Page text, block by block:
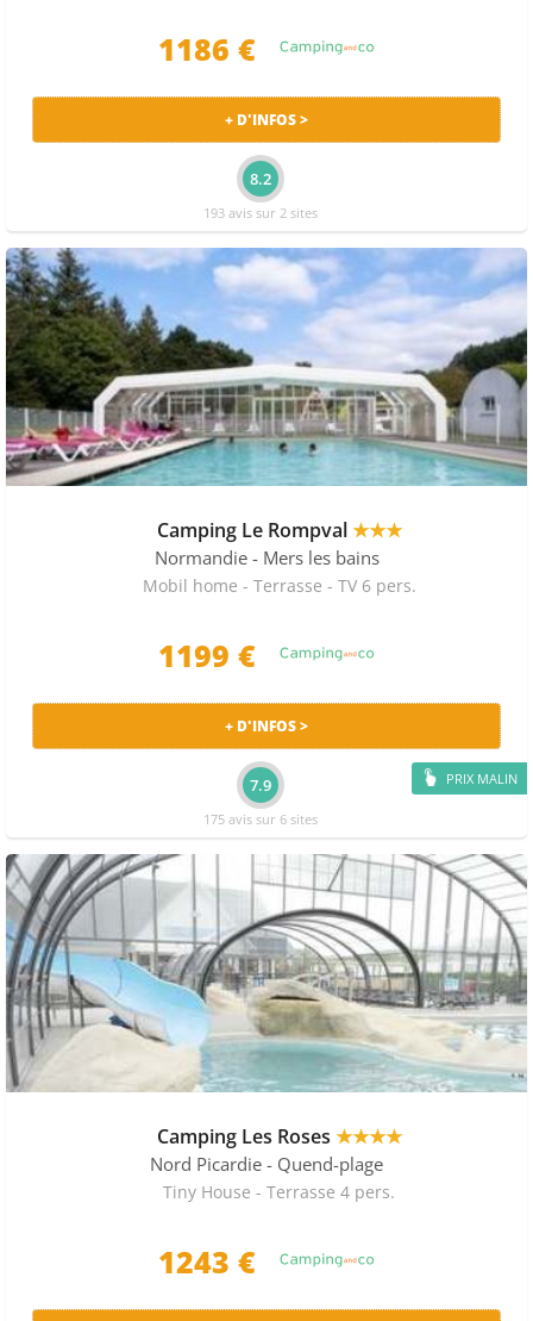
1186 €
+ D'INFOS >
8.2
193 avis sur 2 sites
Camping Le Rompval★★★
Normandie - Mers les bains
Mobil home - Terrasse - TV 6 pers.
1199 €
PRIX MALIN
+ D'INFOS >
7.9
175 avis sur 6 sites
Camping Les Roses ★★★★
Nord Picardie - Quend-plage
Tiny House - Terrasse 4 pers.
1243 €